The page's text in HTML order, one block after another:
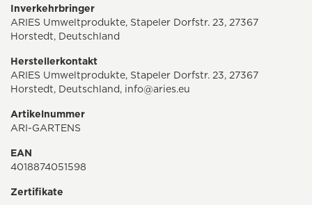
Inverkehrbringer
ARIES Umweltprodukte, Stapeler Dorfstr. 23, 27367
Horstedt, Deutschland
Herstellerkontakt
ARIES Umweltprodukte, Stapeler Dorfstr. 23, 27367
Horstedt, Deutschland, info@aries.eu
Artikelnummer
ARI-GARTENS
EAN
4018874051598
Zertifikate